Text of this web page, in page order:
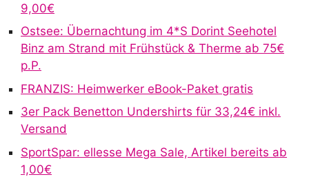
9,00€
Ostsee: Übernachtung im 4*S Dorint Seehotel
Binz am Strand mit Frühstück & Therme ab 75€
p.P.
FRANZIS: Heimwerker eBook-Paket gratis
3er Pack Benetton Undershirts für 33,24€ inkl.
Versand
SportSpar: ellesse Mega Sale, Artikel bereits ab
1,00€